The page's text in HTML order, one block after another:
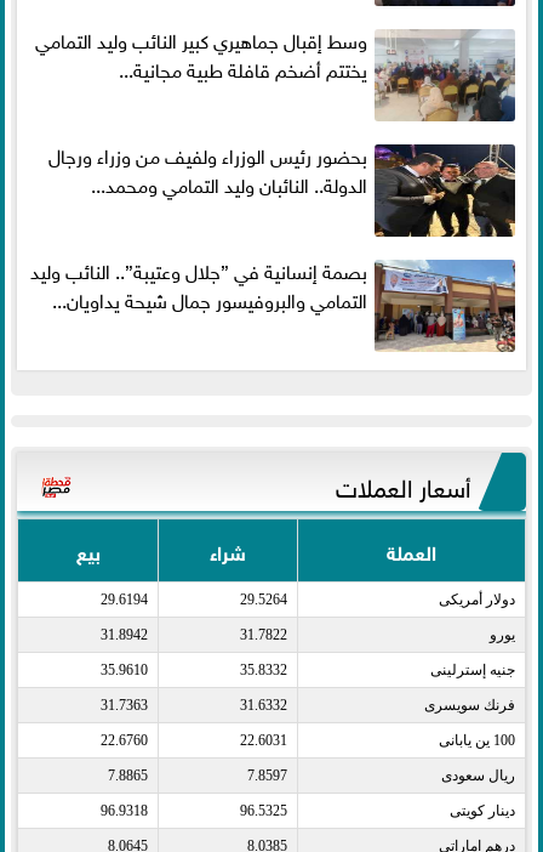
وسط إقبال جماهيري كبير النائب وليد التمامي
يختتم أضخم قافلة طبية مجانية...
بحضور رئيس الوزراء ولفيف من وزراء ورجال
الدولة.. النائبان وليد التمامي ومحمد...
بصمة إنسانية في ”جلال وعتيبة”.. النائب وليد
التمامي والبروفيسور جمال شيحة يداويان...
أسعار العملات
العملة شراء بيع
دولار أمريكى​ 29.5264
29.6194
يورو​ 31.7822
31.8942
جنيه إسترلينى​ 35.8332
35.9610
فرنك سويسرى​ 31.6332
31.7363
100 ين يابانى​ 22.6031
22.6760
ريال سعودى​ 7.8597
7.8865
دينار كويتى​ 96.5325
96.9318
درهم اماراتى​ 8.0385
8.0645